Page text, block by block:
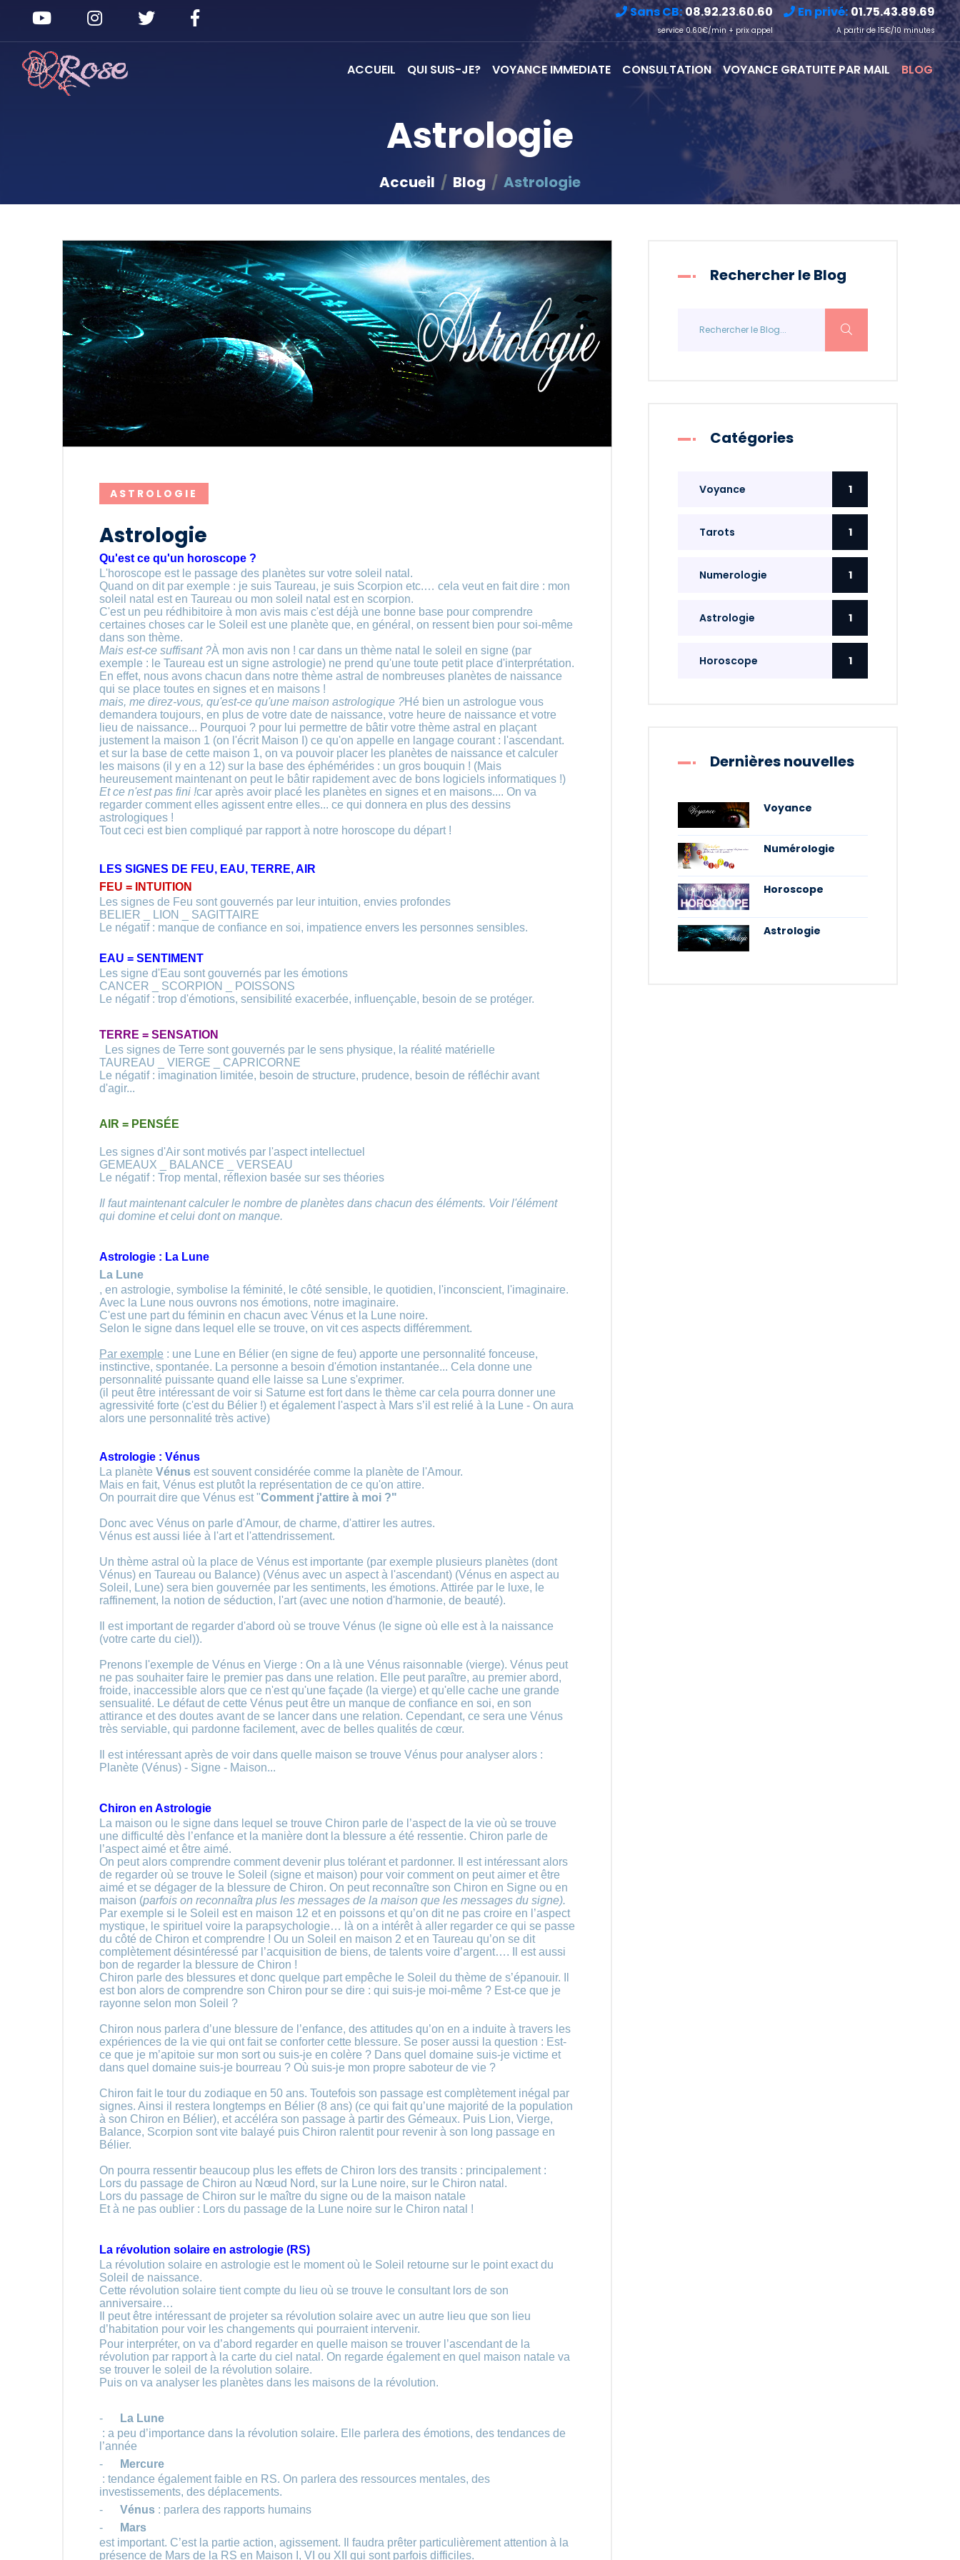
En privé:01.75.43.89.69
A partir de 15€/10 minutes
Sans CB:08.92.23.60.60
service 0.60€/min + prix appel
ACCUEIL QUI SUIS-JE? VOYANCE IMMEDIATE CONSULTATION VOYANCE GRATUITE PAR MAIL BLOG
Astrologie
Accueil Blog Astrologie
ASTROLOGIE
Astrologie
Qu'est ce qu'un horoscope ?
L'horoscope est le passage des planètes sur votre soleil natal.
Quand on dit par exemple : je suis Taureau, je suis Scorpion etc.… cela veut en fait dire : mon
soleil natal est en Taureau ou mon soleil natal est en scorpion.
C'est un peu rédhibitoire à mon avis mais c'est déjà une bonne base pour comprendre
certaines choses car le Soleil est une planète que, en général, on ressent bien pour soi-même
dans son thème.
Mais est-ce suffisant ?À mon avis non ! car dans un thème natal le soleil en signe (par
exemple : le Taureau est un signe astrologie) ne prend qu'une toute petit place d'interprétation.
En effet, nous avons chacun dans notre thème astral de nombreuses planètes de naissance
qui se place toutes en signes et en maisons !
mais, me direz-vous, qu'est-ce qu'une maison astrologique ?Hé bien un astrologue vous
demandera toujours, en plus de votre date de naissance, votre heure de naissance et votre
lieu de naissance... Pourquoi ? pour lui permettre de bâtir votre thème astral en plaçant
justement la maison 1 (on l'écrit Maison I) ce qu'on appelle en langage courant : l'ascendant.
et sur la base de cette maison 1, on va pouvoir placer les planètes de naissance et calculer
les maisons (il y en a 12) sur la base des éphémérides : un gros bouquin ! (Mais
heureusement maintenant on peut le bâtir rapidement avec de bons logiciels informatiques !)
Et ce n'est pas fini !car après avoir placé les planètes en signes et en maisons.... On va
regarder comment elles agissent entre elles... ce qui donnera en plus des dessins
astrologiques !
Tout ceci est bien compliqué par rapport à notre horoscope du départ !
LES SIGNES DE FEU, EAU, TERRE, AIR
FEU = INTUITION
Les signes de Feu sont gouvernés par leur intuition, envies profondes
BELIER _ LION _ SAGITTAIRE
Le négatif : manque de confiance en soi, impatience envers les personnes sensibles.
EAU = SENTIMENT
Les signe d'Eau sont gouvernés par les émotions
CANCER _ SCORPION _ POISSONS
Le négatif : trop d'émotions, sensibilité exacerbée, influençable, besoin de se protéger.
TERRE = SENSATION
Les signes de Terre sont gouvernés par le sens physique, la réalité matérielle
TAUREAU _ VIERGE _ CAPRICORNE
Le négatif : imagination limitée, besoin de structure, prudence, besoin de réfléchir avant
d'agir...
AIR = PENSÉE
Les signes d'Air sont motivés par l'aspect intellectuel
GEMEAUX _ BALANCE _ VERSEAU
Le négatif : Trop mental, réflexion basée sur ses théories
Il faut maintenant calculer le nombre de planètes dans chacun des éléments. Voir l'élément
qui domine et celui dont on manque.
Astrologie : La Lune
La Lune
, en astrologie, symbolise la féminité, le côté sensible, le quotidien, l'inconscient, l'imaginaire.
Avec la Lune nous ouvrons nos émotions, notre imaginaire.
C'est une part du féminin en chacun avec Vénus et la Lune noire.
Selon le signe dans lequel elle se trouve, on vit ces aspects différemment.
Par exemple : une Lune en Bélier (en signe de feu) apporte une personnalité fonceuse,
instinctive, spontanée. La personne a besoin d'émotion instantanée... Cela donne une
personnalité puissante quand elle laisse sa Lune s'exprimer.
(il peut être intéressant de voir si Saturne est fort dans le thème car cela pourra donner une
agressivité forte (c'est du Bélier !) et également l'aspect à Mars s’il est relié à la Lune - On aura
alors une personnalité très active)
Astrologie : Vénus
La planète Vénus est souvent considérée comme la planète de l'Amour.
Mais en fait, Vénus est plutôt la représentation de ce qu'on attire.
On pourrait dire que Vénus est "Comment j'attire à moi ?"
Donc avec Vénus on parle d'Amour, de charme, d'attirer les autres.
Vénus est aussi liée à l'art et l'attendrissement.
Un thème astral où la place de Vénus est importante (par exemple plusieurs planètes (dont
Vénus) en Taureau ou Balance) (Vénus avec un aspect à l'ascendant) (Vénus en aspect au
Soleil, Lune) sera bien gouvernée par les sentiments, les émotions. Attirée par le luxe, le
raffinement, la notion de séduction, l'art (avec une notion d'harmonie, de beauté).
Il est important de regarder d'abord où se trouve Vénus (le signe où elle est à la naissance
(votre carte du ciel)).
Prenons l'exemple de Vénus en Vierge : On a là une Vénus raisonnable (vierge). Vénus peut
ne pas souhaiter faire le premier pas dans une relation. Elle peut paraître, au premier abord,
froide, inaccessible alors que ce n'est qu'une façade (la vierge) et qu'elle cache une grande
sensualité. Le défaut de cette Vénus peut être un manque de confiance en soi, en son
attirance et des doutes avant de se lancer dans une relation. Cependant, ce sera une Vénus
très serviable, qui pardonne facilement, avec de belles qualités de cœur.
Il est intéressant après de voir dans quelle maison se trouve Vénus pour analyser alors :
Planète (Vénus) - Signe - Maison...
Chiron en Astrologie
La maison ou le signe dans lequel se trouve Chiron parle de l’aspect de la vie où se trouve
une difficulté dès l’enfance et la manière dont la blessure a été ressentie. Chiron parle de
l’aspect aimé et être aimé.
On peut alors comprendre comment devenir plus tolérant et pardonner. Il est intéressant alors
de regarder où se trouve le Soleil (signe et maison) pour voir comment on peut aimer et être
aimé et se dégager de la blessure de Chiron. On peut reconnaître son Chiron en Signe ou en
maison (parfois on reconnaîtra plus les messages de la maison que les messages du signe).
Par exemple si le Soleil est en maison 12 et en poissons et qu’on dit ne pas croire en l’aspect
mystique, le spirituel voire la parapsychologie… là on a intérêt à aller regarder ce qui se passe
du côté de Chiron et comprendre ! Ou un Soleil en maison 2 et en Taureau qu’on se dit
complètement désintéressé par l’acquisition de biens, de talents voire d’argent…. Il est aussi
bon de regarder la blessure de Chiron !
Chiron parle des blessures et donc quelque part empêche le Soleil du thème de s’épanouir. Il
est bon alors de comprendre son Chiron pour se dire : qui suis-je moi-même ? Est-ce que je
rayonne selon mon Soleil ?
Chiron nous parlera d’une blessure de l’enfance, des attitudes qu’on en a induite à travers les
expériences de la vie qui ont fait se conforter cette blessure. Se poser aussi la question : Est-
ce que je m’apitoie sur mon sort ou suis-je en colère ? Dans quel domaine suis-je victime et
dans quel domaine suis-je bourreau ? Où suis-je mon propre saboteur de vie ?
Chiron fait le tour du zodiaque en 50 ans. Toutefois son passage est complètement inégal par
signes. Ainsi il restera longtemps en Bélier (8 ans) (ce qui fait qu’une majorité de la population
à son Chiron en Bélier), et accéléra son passage à partir des Gémeaux. Puis Lion, Vierge,
Balance, Scorpion sont vite balayé puis Chiron ralentit pour revenir à son long passage en
Bélier.
On pourra ressentir beaucoup plus les effets de Chiron lors des transits : principalement :
Lors du passage de Chiron au Nœud Nord, sur la Lune noire, sur le Chiron natal.
Lors du passage de Chiron sur le maître du signe ou de la maison natale
Et à ne pas oublier : Lors du passage de la Lune noire sur le Chiron natal !
La révolution solaire en astrologie (RS)
La révolution solaire en astrologie est le moment où le Soleil retourne sur le point exact du
Soleil de naissance.
Cette révolution solaire tient compte du lieu où se trouve le consultant lors de son
anniversaire…
Il peut être intéressant de projeter sa révolution solaire avec un autre lieu que son lieu
d’habitation pour voir les changements qui pourraient intervenir.
Pour interpréter, on va d’abord regarder en quelle maison se trouver l’ascendant de la
révolution par rapport à la carte du ciel natal. On regarde également en quel maison natale va
se trouver le soleil de la révolution solaire.
Puis on va analyser les planètes dans les maisons de la révolution.
-
La Lune
: a peu d’importance dans la révolution solaire. Elle parlera des émotions, des tendances de
l’année
-
Mercure
: tendance également faible en RS. On parlera des ressources mentales, des
investissements, des déplacements.
- Vénus : parlera des rapports humains
-
Mars
est important. C’est la partie action, agissement. Il faudra prêter particulièrement attention à la
présence de Mars de la RS en Maison I, VI ou XII qui sont parfois difficiles.
Rechercher le Blog
Catégories
Voyance 1
Tarots 1
Numerologie 1
Astrologie 1
Horoscope 1
Dernières nouvelles
Voyance
Numérologie
Horoscope
Astrologie